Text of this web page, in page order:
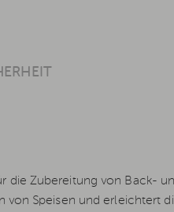
die Zubereitung von Back-
Speisen und erleichtert